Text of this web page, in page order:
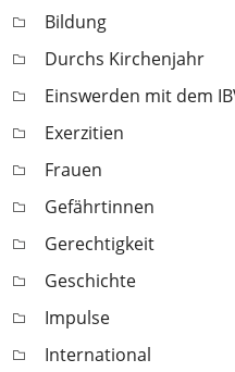
Bildung
Durchs Kirchenjahr
Einswerden mit dem
Exerzitien
Frauen
Gefährtinnen
Gerechtigkeit
Geschichte
Impulse
International